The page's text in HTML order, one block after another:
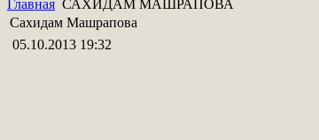
Главная САХИДАМ МАШРАПОВА
Сахидам Машрапова
05.10.2013 19:32